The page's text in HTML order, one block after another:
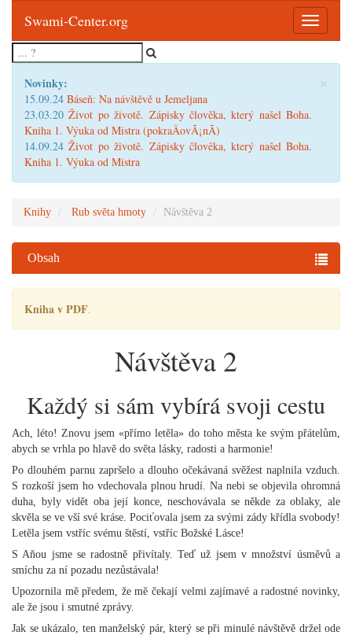
Toggle
Swami-Center.org
×
Novinky:
15.09.24 Báseň: Na návštěvě u Jemeljana
23.03.20Život po životě. Zápisky člověka, který našel Boha.
Kniha 1. Výuka od Mistra (pokraÄovÃ¡nÃ­)
14.09.24Život po životě. Zápisky člověka, který našel Boha.
Kniha 1. Výuka od Mistra
Knihy Rub světa hmoty Návštěva 2
Obsah
Kniha v PDF.
Návštěva 2
Každý si sám vybírá svoji cestu
Ach, léto! Znovu jsem «přímo letěla» do toho města ke svým přátelům,
abych se vrhla po hlavě do světa lásky, radosti a harmonie!
Po dlouhém parnu zapršelo a dlouho očekávaná svěžest naplnila vzduch.
S rozkoší jsem ho vdechovala plnou hrudí. Na nebi se objevila ohromná
duha, byly vidět oba její konce, neschovávala se někde za oblaky, ale
skvěla se ve vší své kráse. Pociťovala jsem za svými zády křídla svobody!
Letěla jsem vstříc svému štěstí, vstříc Božské Lásce!
S Aňou jsme se radostně přivítaly. Teď už jsem v množství úsměvů a
smíchu za ní pozadu nezůstávala!
Upozornila mě předem, že mě čekají velmi zajímavé a radostné novinky,
ale že jsou i smutné zprávy.
Jak se ukázalo, ten manželský pár, který se při minulé návštěvě držel ode